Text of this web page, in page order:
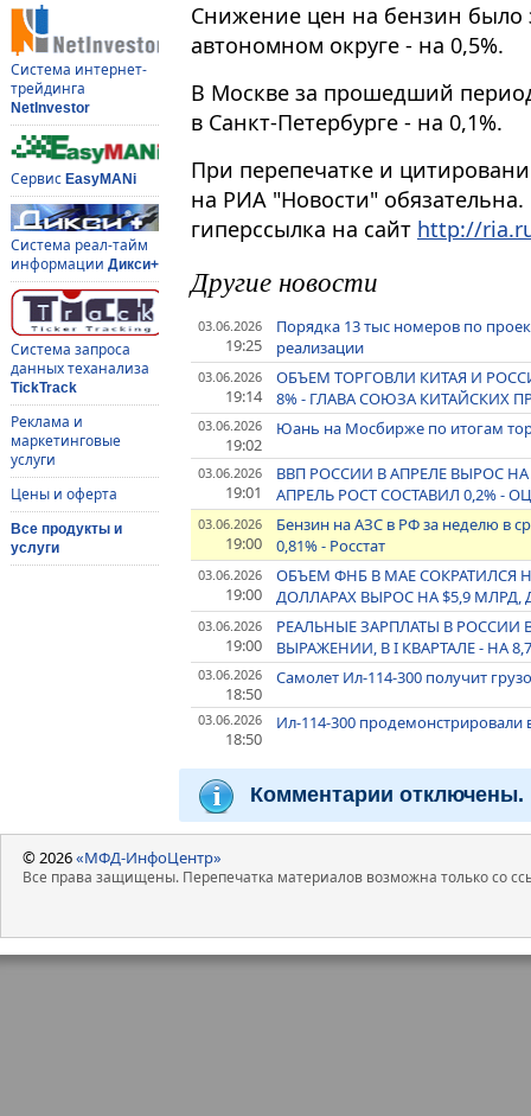
Система интернет-
трейдинга
NetInvestor
Сервис EasyMANi
Система реал-тайм
информации Дикси+
Система запроса
данных теханализа
TickTrack
Реклама и
маркетинговые
услуги
Цены и оферта
Все продукты и
услуги
Снижение цен на бензин
автономном округе - на 0,5%.
В Москве за прошедший
в Санкт-Петербурге - на 0,1%.
При перепечатке и
на РИА "Новости"
гиперссылка на сайт http://
Другие новости
03.06.2026
19:25
Порядка 13 тыс номеров по
реализации
03.06.2026
19:14
ОБЪЕМ ТОРГОВЛИ КИТАЯ И
8% - ГЛАВА СОЮЗА КИТАЙСКИХ
03.06.2026
19:02
Юань на Мосбирже по итогам
03.06.2026
19:01
ВВП РОССИИ В АПРЕЛЕ ВЫРОС
АПРЕЛЬ РОСТ СОСТАВИЛ 0,2%
03.06.2026
19:00
Бензин на АЗС в РФ за неделю в
0,81% - Росстат
03.06.2026
19:00
ОБЪЕМ ФНБ В МАЕ СОКРАТИЛСЯ
ДОЛЛАРАХ ВЫРОС НА $5,9
03.06.2026
19:00
РЕАЛЬНЫЕ ЗАРПЛАТЫ В РОССИИ
ВЫРАЖЕНИИ, В I КВАРТАЛЕ - НА
03.06.2026
18:50
Самолет Ил-114-300 получит
03.06.2026
18:50
Ил-114-300
Комментарии отключены.
© 2026«МФД-ИнфоЦентр»
Все права защищены. Перепечатка материалов возможна только со